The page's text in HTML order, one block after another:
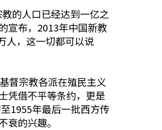
的人口已经达到一亿之
宣布，2013年中国新教
人，这一切都可以说
督宗教各派在殖民主义
凭借不平等条约，更是
1955年最后一批西方传
的兴趣。